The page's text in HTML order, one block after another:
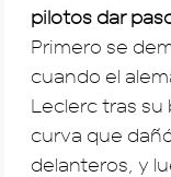
pilotos dar
Primero se
cuando el
Leclerc tras su
curva que
delanteros, y